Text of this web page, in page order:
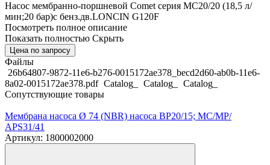
Насос мембранно-поршневой Comet серия МC20/20 (18,5 л/
мин;20 бар)с бенз.дв.LONCIN G120F
Посмотреть полное описание
Показать полностью Скрыть
Цена по запросу
Файлы
26b64807-9872-11e6-b276-0015172ae378_becd2d60-ab0b-11e6-
8a02-0015172ae378.pdf Catalog_ Catalog_
Catalog_
Сопутствующие товары
Мембрана насоса Ø 74 (NBR) насоса BP20/15; MC/MP/
APS31/41
Артикул: 1800002000